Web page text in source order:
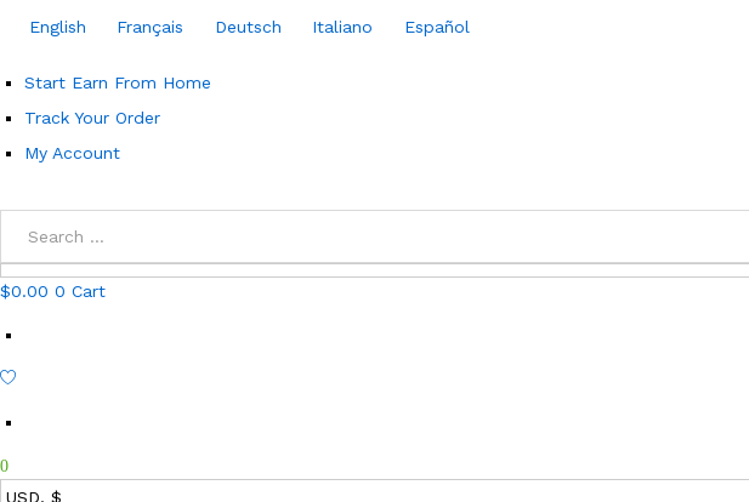
English Français Deutsch Italiano Español
Start Earn From Home
Track Your Order
My Account
$0.00 0 Cart
0